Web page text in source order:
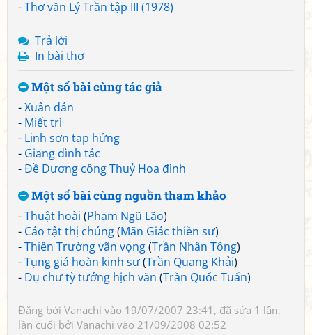
-Thơ văn Lý Trần tập III (1978)
Trả lời
In bài thơ
Một số bài cùng tác giả
-Xuân đán
- Miết trì
- Linh sơn tạp hứng
- Giang đình tác
-Đề Dương công Thuỷ Hoa đình
Một số bài cùng nguồn tham khảo
-Thuật hoài (Phạm Ngũ Lão)
- Cáo tật thị chúng(Mãn Giác thiền sư)
-Thiên Trường vãn vọng(Trần Nhân Tông)
-Tụng giá hoàn kinh sư(Trần Quang Khải)
- Dụ chư tỳ tướng hịch văn (Trần Quốc Tuấn)
Đăng bởi Vanachi vào 19/07/2007 23:41, đã sửa 1 lần,
lần cuối bởi Vanachi vào 21/09/2008 02:52